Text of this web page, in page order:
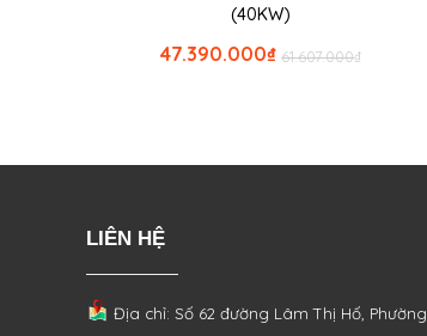
(40KW)
₫
61.607.000
₫
47.390.000
LIÊN HỆ
Địa chỉ: Số 62 đường Lâm Thị Hố, Phường